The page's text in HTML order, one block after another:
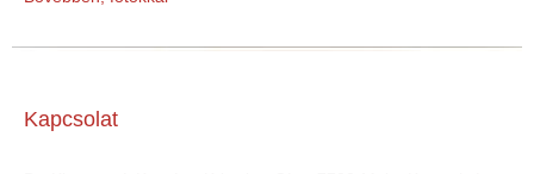
Kapcsolat